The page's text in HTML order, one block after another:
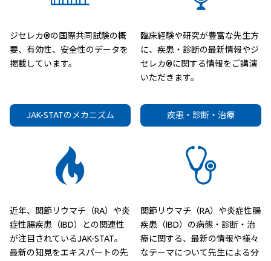
ジセレカ®の国際共同試験の概
要、有効性、安全性のデータを
掲載しています。
臨床経験や研究が豊富な先生方
に、疾患・診断の最新情報やジ
セレカ®に関する情報をご講演
いただきます。
JAK-STATのメカニズム
近年、関節リウマチ（RA）や炎
症性腸疾患（IBD）との関連性
が注目されているJAK-STAT。
最新の知見をエキスパートの先
疾患・診断・治療
関節リウマチ（RA）や炎症性腸
疾患（IBD）の病態・診断・治
療に関する、最新の情報や様々
なテーマについて先生による分